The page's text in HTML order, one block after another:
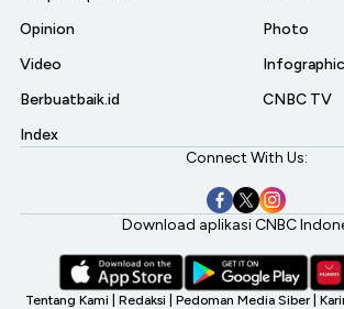
Opinion
Video
Berbuatbaik.id
Index
Photo
Infographic
CNBC TV
Connect With Us:
Download aplikasi CNBC
Tentang Kami Redaksi Pedoman Media Siber